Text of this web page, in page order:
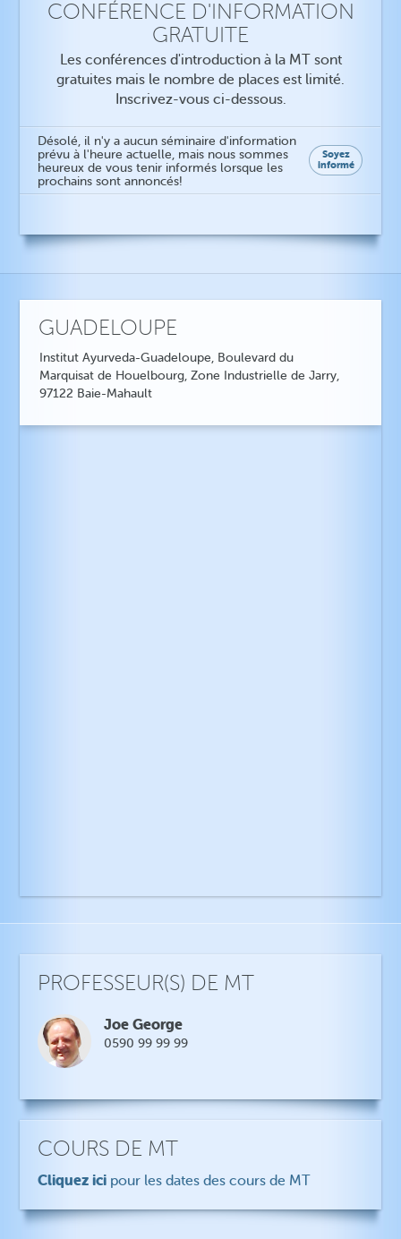
CONFÉRENCE D'INFORMATION
GRATUITE
Les conférences d'introduction à la MT sont
gratuites mais le nombre de places est limité.
Inscrivez-vous ci-dessous.
Désolé, il n'y a aucun séminaire d'information
prévu à l'heure actuelle, mais nous sommes
heureux de vous tenir informés lorsque les
prochains sont annoncés!
Soyez
informé
GUADELOUPE
Institut Ayurveda-Guadeloupe, Boulevard du
Marquisat de Houelbourg, Zone Industrielle de Jarry,
97122 Baie-Mahault
PROFESSEUR(S) DE MT
Joe George
0590 99 99 99
COURS DE MT
Cliquez ici pour les dates des cours de MT